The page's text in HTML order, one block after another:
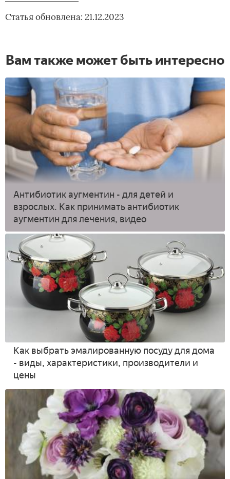
Статья обновлена: 21.12.2023
Вам также может быть интересно
Антибиотик аугментин - для детей и
взрослых. Как принимать антибиотик
аугментин для лечения, видео
Как выбрать эмалированную посуду для дома
- виды, характеристики, производители и
цены